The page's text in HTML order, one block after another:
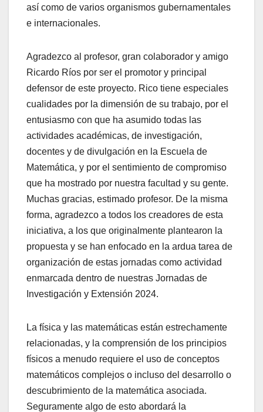
así como de varios organismos gubernamentales
e internacionales.
Agradezco al profesor, gran colaborador y amigo
Ricardo Ríos por ser el promotor y principal
defensor de este proyecto. Rico tiene especiales
cualidades por la dimensión de su trabajo, por el
entusiasmo con que ha asumido todas las
actividades académicas, de investigación,
docentes y de divulgación en la Escuela de
Matemática, y por el sentimiento de compromiso
que ha mostrado por nuestra facultad y su gente.
Muchas gracias, estimado profesor. De la misma
forma, agradezco a todos los creadores de esta
iniciativa, a los que originalmente plantearon la
propuesta y se han enfocado en la ardua tarea de
organización de estas jornadas como actividad
enmarcada dentro de nuestras Jornadas de
Investigación y Extensión 2024.
La física y las matemáticas están estrechamente
relacionadas, y la comprensión de los principios
físicos a menudo requiere el uso de conceptos
matemáticos complejos o incluso del desarrollo o
descubrimiento de la matemática asociada.
Seguramente algo de esto abordará la